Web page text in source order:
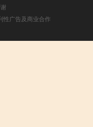
性广告及商业合作